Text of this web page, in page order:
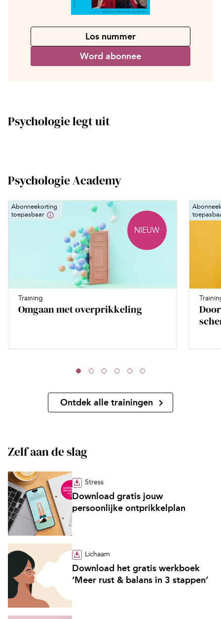
Los nummer
Word abonnee
Psychologie legt uit
Psychologie Academy
Abonneekorting
toepasbaar
NIEUW
Training
Omgaan met overprikkeling
Ontdek alle trainingen
Zelf aan de slag
Stress
Download gratis jouw
persoonlijke ontprikkelplan
Lichaam
Download het gratis werkboek
‘Meer rust & balans in 3 stappen’